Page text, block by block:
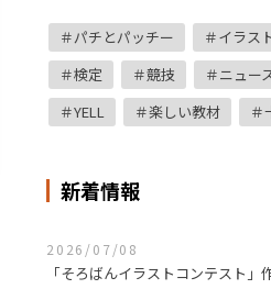
パチとパッチー イラス
検定
競技 ニュー
YELL
楽しい教材
新着情報
2026/07/08
「そろばんイラストコンテスト」